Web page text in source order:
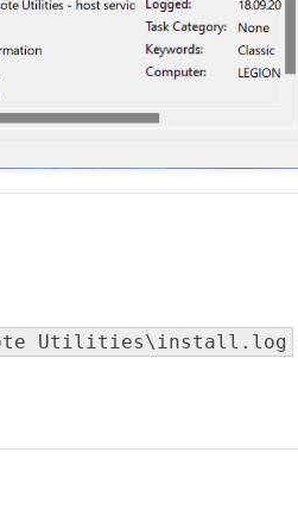
Utilities\install.log